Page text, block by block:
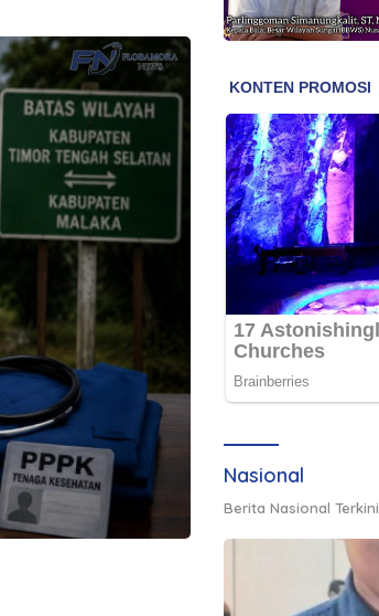
Nasional
Berita Nasional Terkini